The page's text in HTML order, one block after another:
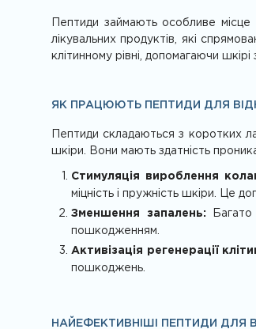
Пептиди займають особливе місце
лікувальних продуктів, які
клітинному рівні, допомагаючи
ЯК ПРАЦЮЮТЬ ПЕПТИДИ ДЛЯ
Пептиди складаються з коротких
шкіри. Вони мають здатність
Стимуляція вироблення
міцність і пружність шкіри. Це
Зменшення запалень: Багато
пошкодженням.
Активізація регенерації
пошкоджень.
НАЙЕФЕКТИВНІШІ ПЕПТИДИ ДЛЯ